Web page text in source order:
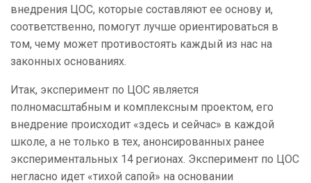
внедрения ЦОС, которые составляют ее основу и,
соответственно, помогут лучше ориентироваться в
том, чему может противостоять каждый из нас на
законных основаниях.
Итак, эксперимент по ЦОС является
полномасштабным и комплексным проектом, его
внедрение происходит «здесь и сейчас» в каждой
школе, а не только в тех, анонсированных ранее
экспериментальных 14 регионах. Эксперимент по ЦОС
негласно идет «тихой сапой» на основании